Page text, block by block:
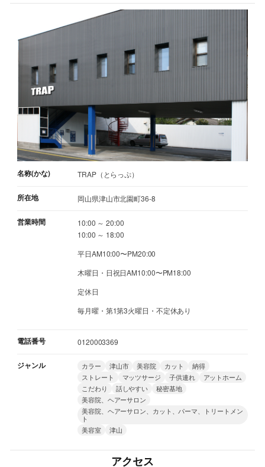
名称(かな) TRAP（とらっぷ）
所在地 岡山県津山市北園町36-8
営業時間
10:00 ～ 20:00
10:00 ～ 18:00
平日AM10:00〜PM20:00
木曜日・日祝日AM10:00〜PM18:00
定休日
毎月曜・第1第3火曜日・不定休あり
電話番号 0120003369
ジャンル カラー 津山市 美容院 カット
納得
ストレート
マッツサージ 子供連れ
アットホーム
こだわり
話しやすい
秘密基地
美容院、ヘアーサロン
美容院、ヘアーサロン、カット、パーマ、トリートメン
ト
美容室
津山
アクセス